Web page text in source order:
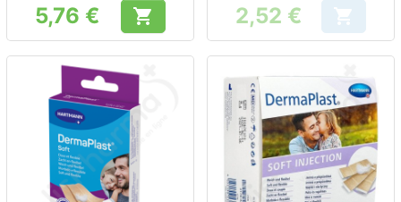
Prix
5,76 €  Prix
2,52 € 